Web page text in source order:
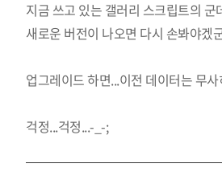
지금 쓰고 있는 갤러리 스크립트의 군
새로운 버전이 나오면 다시 손봐야겠
업그레이드 하면...이전 데이터는 무
걱정...걱정...-_-;